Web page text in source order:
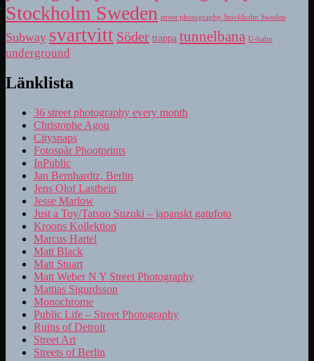
Stockholm Sweden street photography Stockholm Sweden
Subway svartvitt Söder trappa tunnelbana U-bahn
underground
Länklista
36 street photography every month
Christophe Agou
Citysnaps
Fotospår Phootprints
InPublic
Jan Bernhardtz, Berlin
Jens Olof Lasthein
Jesse Marlow
Just a Toy/Tatsuo Suzuki – japanskt gatufoto
Kroons Kollektion
Marcus Hartel
Matt Black
Matt Stuart
Matt Weber N Y Street Photography
Mattias Sigurdsson
Monochrome
Public Life – Street Photography
Ruins of Detroit
Street Art
Streets of Berlin